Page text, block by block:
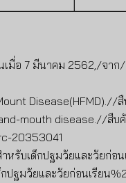
อ 7 มีนาคม 2562,/จา
mouth disease.//สื
20353041
หรับเด็กปฐมวัยและวัยก่
ฐมวัยและวัยก่อนเรียน